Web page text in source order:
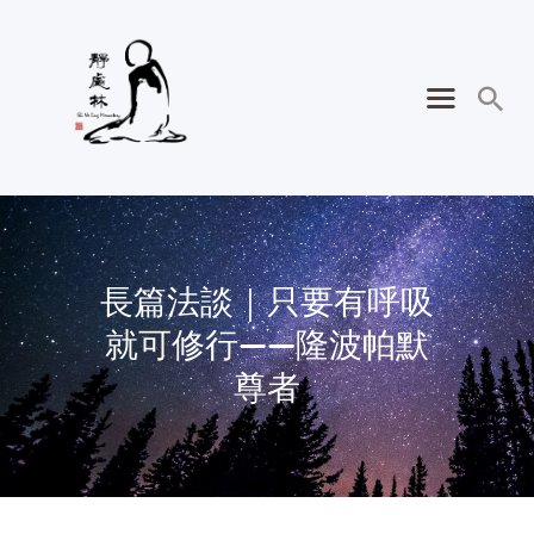
長篇法談｜只要有呼吸
就可修行——隆波帕默
尊者